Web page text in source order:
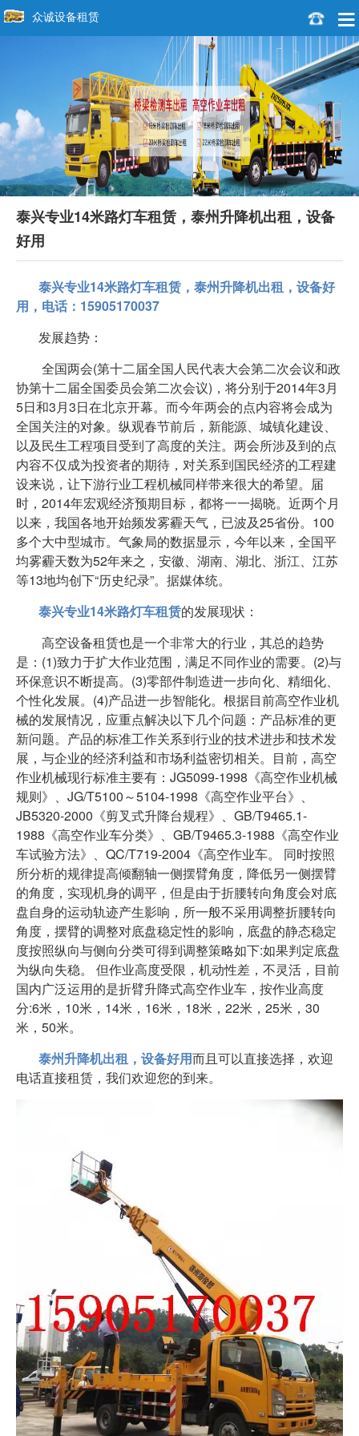
众诚设备租赁
泰兴专业14米路灯车租赁，泰州升降机出租，设备
好用
泰兴专业14米路灯车租赁，泰州升降机出租，设备好
用，电话：15905170037
发展趋势：
全国两会(第十二届全国人民代表大会第二次会议和政
协第十二届全国委员会第二次会议)，将分别于2014年3月
5日和3月3日在北京开幕。而今年两会的点内容将会成为
全国关注的对象。纵观春节前后，新能源、城镇化建设、
以及民生工程项目受到了高度的关注。两会所涉及到的点
内容不仅成为投资者的期待，对关系到国民经济的工程建
设来说，让下游行业工程机械同样带来很大的希望。届
时，2014年宏观经济预期目标，都将一一揭晓。近两个月
以来，我国各地开始频发雾霾天气，已波及25省份。100
多个大中型城市。气象局的数据显示，今年以来，全国平
均雾霾天数为52年来之，安徽、湖南、湖北、浙江、江苏
等13地均创下“历史纪录”。据媒体统。
泰兴专业14米路灯车租赁的发展现状：
高空设备租赁也是一个非常大的行业，其总的趋势
是：(1)致力于扩大作业范围，满足不同作业的需要。(2)与
环保意识不断提高。(3)零部件制造进一步向化、精细化、
个性化发展。(4)产品进一步智能化。根据目前高空作业机
械的发展情况，应重点解决以下几个问题：产品标准的更
新问题。产品的标准工作关系到行业的技术进步和技术发
展，与企业的经济利益和市场利益密切相关。目前，高空
作业机械现行标准主要有：JG5099-1998《高空作业机械
规则》、JG/T5100～5104-1998《高空作业平台》、
JB5320-2000《剪叉式升降台规程》、GB/T9465.1-
1988《高空作业车分类》、GB/T9465.3-1988《高空作业
车试验方法》、QC/T719-2004《高空作业车。 同时按照
所分析的规律提高倾翻轴一侧摆臂角度，降低另一侧摆臂
的角度，实现机身的调平，但是由于折腰转向角度会对底
盘自身的运动轨迹产生影响，所一般不采用调整折腰转向
角度，摆臂的调整对底盘稳定性的影响，底盘的静态稳定
度按照纵向与侧向分类可得到调整策略如下:如果判定底盘
为纵向失稳。 但作业高度受限，机动性差，不灵活，目前
国内广泛运用的是折臂升降式高空作业车，按作业高度
分:6米，10米，14米，16米，18米，22米，25米，30
米，50米。
泰州升降机出租，设备好用而且可以直接选择，欢迎
电话直接租赁，我们欢迎您的到来。